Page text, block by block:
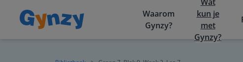
Waarom
Gynzy?
kun je
met
Gynzy?